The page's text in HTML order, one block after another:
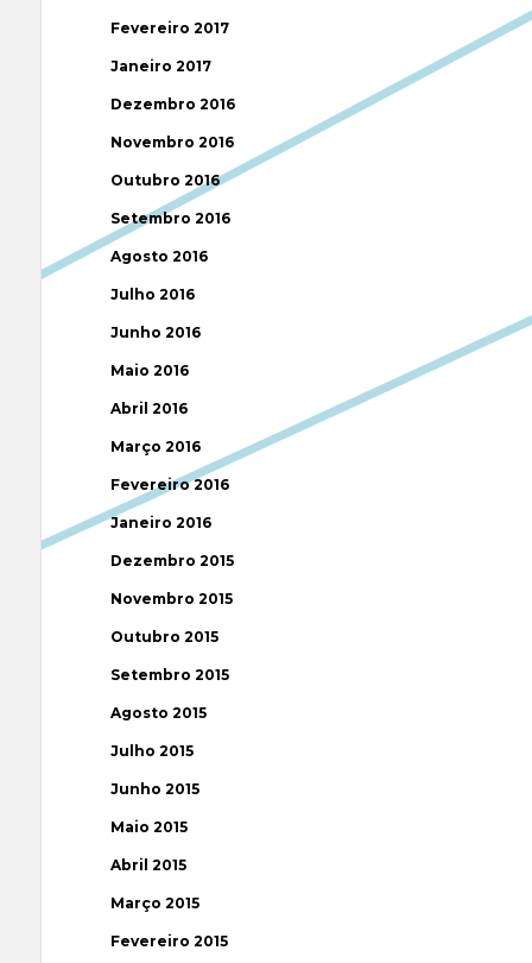
Fevereiro 2017
Janeiro 2017
Dezembro 2016
Novembro 2016
Outubro 2016
Setembro 2016
Agosto 2016
Julho 2016
Junho 2016
Maio 2016
Abril 2016
Março 2016
Fevereiro 2016
Janeiro 2016
Dezembro 2015
Novembro 2015
Outubro 2015
Setembro 2015
Agosto 2015
Julho 2015
Junho 2015
Maio 2015
Abril 2015
Março 2015
Fevereiro 2015